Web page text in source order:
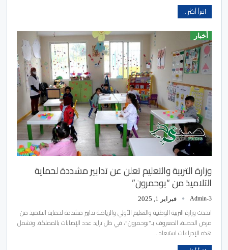
اقرأ أكثر...
أخبار
وزارة التربية والتعليم تعلن عن تدابير مشددة لحماية
التلاميذ من “بوحمرون”
Admin-3 فبراير 1, 2025
اتخذت وزارة التربية الوطنية والتعليم الأولي والرياضة تدابير مشددة لحماية التلاميذ من
مرض الحصبة، المعروف بـ”بوحمرون”، في ظل تزايد عدد الإصابات بالمملكة. وتشمل
هذه الإجراءات استبعاد…